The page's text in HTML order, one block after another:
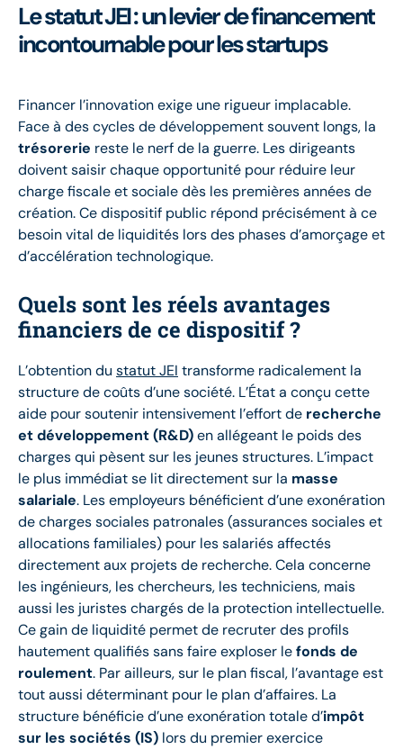
Le statut JEI : un levier de financement
incontournable pour les startups
Financer l’innovation exige une rigueur implacable.
Face à des cycles de développement souvent longs, la
trésorerie reste le nerf de la guerre. Les dirigeants
doivent saisir chaque opportunité pour réduire leur
charge fiscale et sociale dès les premières années de
création. Ce dispositif public répond précisément à ce
besoin vital de liquidités lors des phases d’amorçage et
d’accélération technologique.
Quels sont les réels avantages
financiers de ce dispositif ?
L’obtention du statut JEI transforme radicalement la
structure de coûts d’une société. L’État a conçu cette
aide pour soutenir intensivement l’effort de recherche
et développement (R&D)en allégeant le poids des
charges qui pèsent sur les jeunes structures. L’impact
le plus immédiat se lit directement sur la masse
salariale. Les employeurs bénéficient d’une exonération
de charges sociales patronales (assurances sociales et
allocations familiales) pour les salariés affectés
directement aux projets de recherche. Cela concerne
les ingénieurs, les chercheurs, les techniciens, mais
aussi les juristes chargés de la protection intellectuelle.
Ce gain de liquidité permet de recruter des profils
hautement qualifiés sans faire exploser lefonds de
roulement. Par ailleurs, sur le plan fiscal, l’avantage est
tout aussi déterminant pour le plan d’affaires. La
structure bénéficie d’une exonération totale d’impôt
sur les sociétés (IS) lors du premier exercice